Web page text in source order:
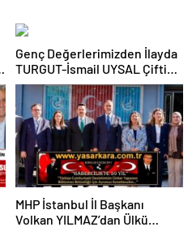
Genç Değerlerimizden İlayda
TURGUT-İsmail UYSAL Çifti
Görkemli Bir Törenle
Nişanlandı…
MHP İstanbul İl Başkanı
Volkan YILMAZ’dan Ülkü